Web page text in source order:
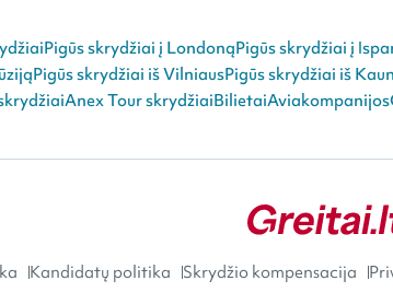
Pigūs skrydžiai į LondonąPigūs skrydžiai į
Pigūs skrydžiai iš VilniausPigūs skrydžiai iš
Anex Tour skrydžiaiBilietaiAviakompanijos
Kandidatų politika Skrydžio kompensacija